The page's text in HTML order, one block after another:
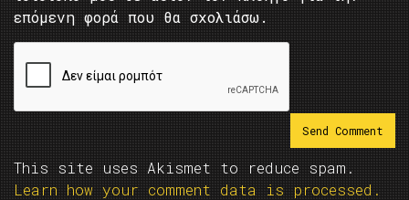
επόμενη φορά που θα σχολιάσω.
This site uses Akismet to reduce spam.
Learn how your comment data is processed.